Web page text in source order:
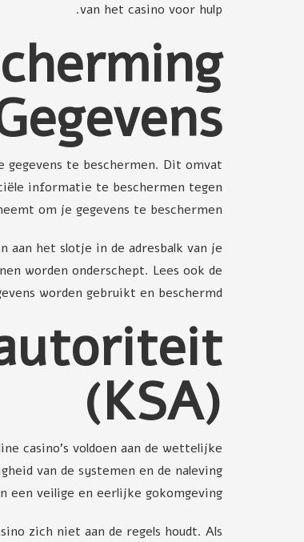
van het casino voor hulp.
te beschermen. Dit omvat
informatie te beschermen tegen
om je gegevens te beschermen.
het slotje in de adresbalk van je
worden onderschept. Lees ook de
worden gebruikt en beschermd.
(KSA)
casino's voldoen aan de wettelijke
van de systemen en de naleving
een veilige en eerlijke gokomgeving.
zich niet aan de regels houdt. Als